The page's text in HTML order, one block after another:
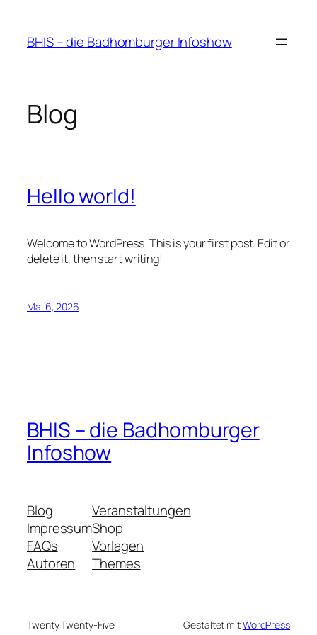
springen
BHIS – die Badhomburger Infoshow
Blog
Hello world!
Welcome to WordPress. This is your first post. Edit or
delete it, then start writing!
Mai 6, 2026
BHIS – die Badhomburger
Infoshow
Blog
Impressum
FAQs
Autoren
Veranstaltungen
Shop
Vorlagen
Themes
Twenty Twenty-Five Gestaltet mitWordPress